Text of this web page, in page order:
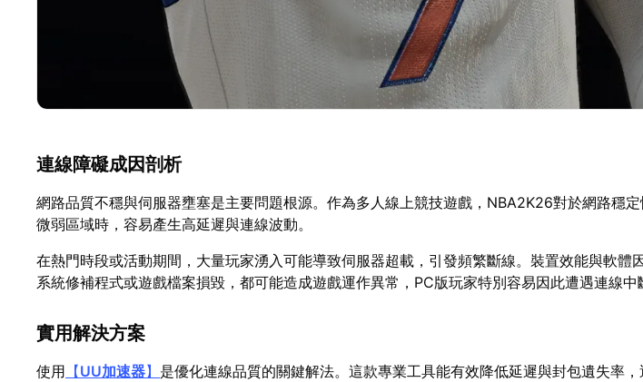
連線障礙成因剖析
網路品質不穩與伺服器壅塞是主要問題根源。作為多人線上競技遊戲，NBA2K26對於網路穩
微弱區域時，容易產生高延遲與連線波動。
在熱門時段或活動期間，大量玩家湧入可能導致伺服器超載，引發頻繁斷線。裝置效能與軟體
系統修補程式或遊戲檔案損毀，都可能造成遊戲運作異常，PC版玩家特別容易因此遭遇連線中
實用解決方案
使用 【UU加速器】 是優化連線品質的關鍵解法。這款專業工具能有效降低延遲與封包遺失率